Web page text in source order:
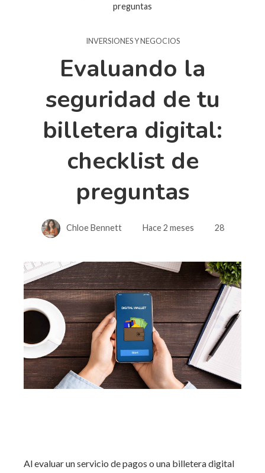
preguntas
INVERSIONES Y NEGOCIOS
Evaluando la
seguridad de tu
billetera digital:
checklist de
preguntas
Chloe Bennett Hace 2 meses 28
Al evaluar un servicio de pagos o una billetera digital